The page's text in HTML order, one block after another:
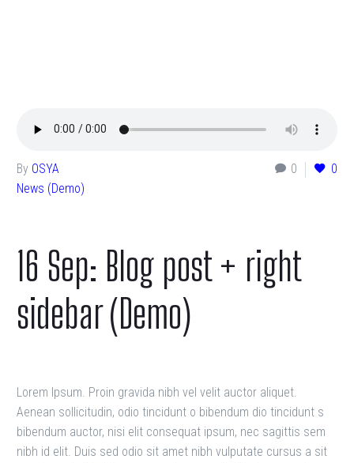
0 0
By OSYA
News (Demo)
16 Sep: Blog post + right
sidebar (Demo)
Lorem Ipsum. Proin gravida nibh vel velit auctor aliquet.
Aenean sollicitudin, odio tincidunt o bibendum dio tincidunt s
bibendum auctor, nisi elit consequat ipsum, nec sagittis sem
nibh id elit. Duis sed odio sit amet nibh vulputate cursus a sit